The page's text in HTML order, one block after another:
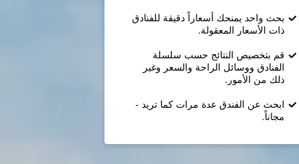
بحث واحد يمنحك أسعاراً دقيقة للفنادق
ذات الأسعار المعقولة.
قم بتخصيص النتائج حسب سلسلة
الفنادق ووسائل الراحة والسعر وغير
ذلك من الأمور.
ابحث عن الفندق عدة مرات كما تريد -
مجاناً.